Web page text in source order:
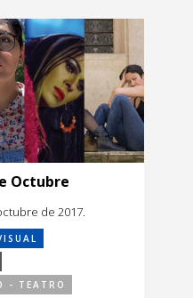
Octubre
de 2017.
- TEATRO